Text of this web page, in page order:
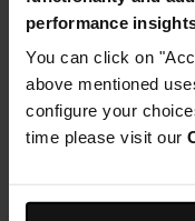
performance
You can click on
above mentioned
configure your
time please visit our
6 modes de cuisson
Synchronisation des
cuissons
179,99 € Prix réduit
269,99 €au